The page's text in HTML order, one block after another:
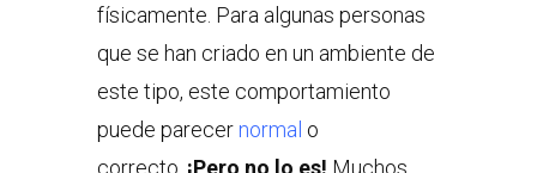
físicamente. Para algunas personas
que se han criado en un ambiente de
este tipo, este comportamiento
puede parecer normal o
correcto. ¡Pero no lo es! Muchos